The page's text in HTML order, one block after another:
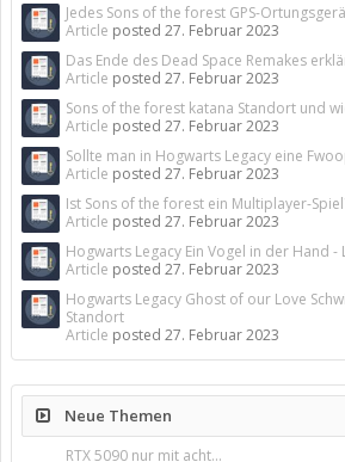
Jedes Sons of the forest GPS-
Article posted 27. Februar 2023
Das Ende des Dead Space Remakes
Article posted 27. Februar 2023
Sons of the forest katana Standort und
Article posted 27. Februar 2023
Sollte man in Hogwarts Legacy eine
Article posted 27. Februar 2023
Ist Sons of the forest ein Multiplayer-
Article posted 27. Februar 2023
Hogwarts Legacy Ein Vogel in der Hand
Article posted 27. Februar 2023
Hogwarts Legacy Ghost of our Love
Standort
Article posted 27. Februar 2023
Neue Themen
RTX 5090 nur mit acht...